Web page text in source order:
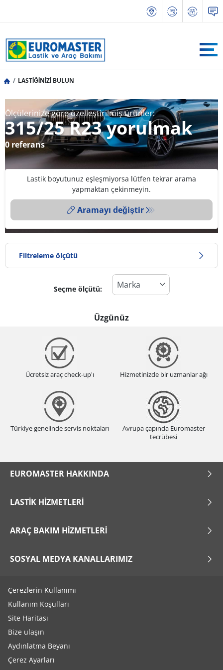
LASTİĞİNİZİ BULUN
Ölçülerinize göre özelleştirilmiş ürünler:
315/25 R23 yorulmak
0 referans
Lastik boyutunuz eşleşmiyorsa lütfen tekrar arama
yapmaktan çekinmeyin.
Aramayı değiştir
Filtreleme ölçütü
Lastik türü
Tüm lastik türleri (0)
Yaz (0)
Dört mevsim (0)
Araç tipi
Tüm lastik türleri (0)
Binek (0)
Ticari (0)
Run flat (Patlamaz) değil (0)
Seçme ölçütü:
Üzgünüz
Ücretsiz araç check-up'ı Hizmetinizde bir uzmanlar ağı
Türkiye genelinde servis noktaları
Avrupa çapında Euromaster
tecrübesi
EUROMASTER HAKKINDA
LASTIK HIZMETLERI
ARAÇ BAKIM HIZMETLERI
SOSYAL MEDYA KANALLARIMIZ
Çerezlerin Kullanımı
Kullanım Koşulları
Site Haritası
Bize ulaşın
Aydınlatma Beyanı
Çerez Ayarları